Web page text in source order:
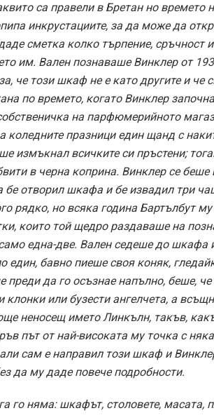
са правели в Бретан но времето
инкрустациите, за да може да
сметка колко търпение, сръчност
им. Вален познаваше Винклер от
че този шкаф не е като другите и че
по времето, когато Винклер
на парфюмерийното
коледните празници един щанд с
измъкнал всичките си пръстени;
в черна коприна. Винклер се беше
бе отворил шкафа и бе извадил три
рядко, но всяка година Бартълбут
които той щедро раздаваше на
една-две. Вален седеше до шкафа
един, бавно пиеше своя коняк,
преди да го осъзнае напълно, беше,
клонки или бузести ангелчета, а
неносещ името Линкълн, такъв,
път от най-високата му точка с
сам е направил този шкаф и
да му даде повече подробности.
го няма: шкафът, столовете, масата,